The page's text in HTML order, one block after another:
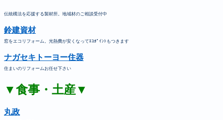
伝統構法を応援する製材所。地域材のご相談受付中
鈴建資材
窓をエコリフォーム。光熱費が安くなってｴｺﾎﾟｲﾝﾄもつきます
ナガセキトーヨー住器
住まいのリフォームお任せ下さい
▼食事・土産▼
丸政